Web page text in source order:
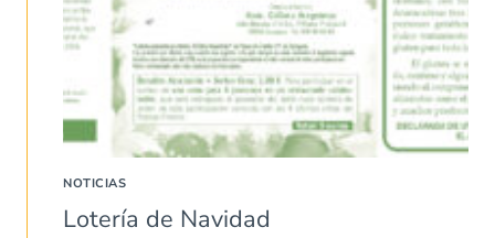
NOTICIAS
Lotería de Navidad